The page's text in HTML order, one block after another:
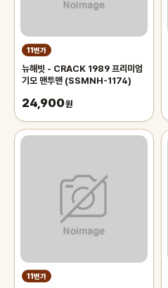
11번가
뉴해빗 - CRACK 1989 프리미엄
기모 맨투맨 (SSMNH-1174)
24,900원
11번가